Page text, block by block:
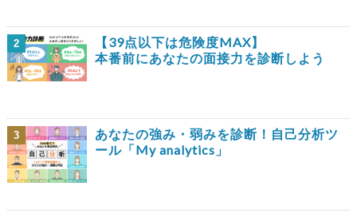
2
【39点以下は危険度MAX】
本番前にあなたの面接力を診断しよう
3
あなたの強み・弱みを診断！自己分析ツ
ール「My analytics」